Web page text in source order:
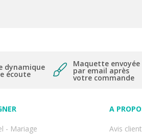
dynamique
écoute
Maquette envoyée
par email après
votre commande
- Mariage
A
Avis